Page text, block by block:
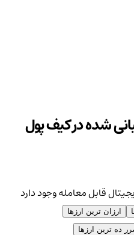
شده در کیف پول
ارزان ترین ارزها
ده ترین ارزها